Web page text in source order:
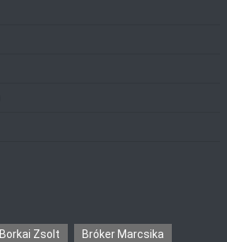
Borkai Zsolt Bróker Marcsika